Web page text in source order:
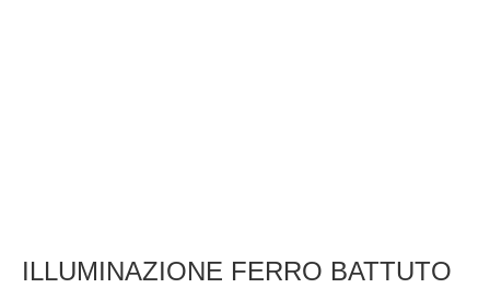
ILLUMINAZIONE FERRO BATTUTO